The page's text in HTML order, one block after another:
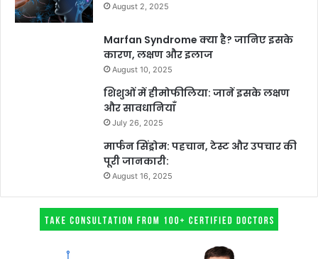
August 2, 2025
Marfan Syndrome क्या है? जानिए इसके
कारण, लक्षण और इलाज
August 10, 2025
शिशुओं में हीमोफीलिया: जानें इसके लक्षण
और सावधानियाँ
July 26, 2025
मार्फन सिंड्रोम: पहचान, टेस्ट और उपचार की
पूरी जानकारी:
August 16, 2025